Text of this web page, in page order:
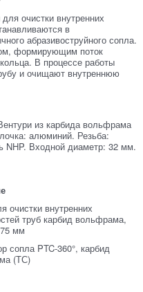
очистки внутренних
в
абразивоструйного сопла.
формирующим поток
В процессе работы
и очищают внутреннюю
из карбида вольфрама
алюминий. Резьба:
Входной диаметр: 32 мм.
очистки внутренних
труб карбид вольфрама,
мм
сопла PTC-360°, карбид
(ТС)